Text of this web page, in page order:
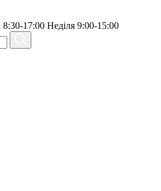
17:00 Неділя 9:00-15:00